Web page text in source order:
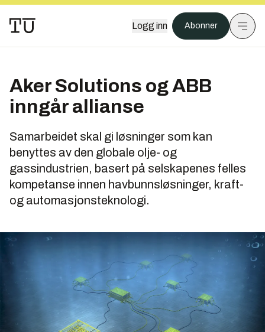
Logg inn Abonner
Aker Solutions og ABB
inngår allianse
Samarbeidet skal gi løsninger som kan
benyttes av den globale olje- og
gassindustrien, basert på selskapenes felles
kompetanse innen havbunnsløsninger, kraft-
og automasjonsteknologi.